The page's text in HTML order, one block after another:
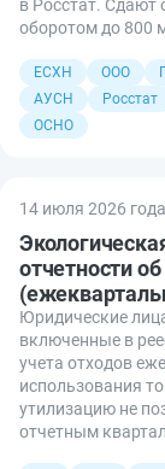
в Росстат. Сдают
оборотом до 800
ЕСХН ООО
АУСН
Росстат
ОСНО
14 июля 2026 года
отчетности
Юридические
включенные в
учета отходов
использования
утилизацию не
отчетным